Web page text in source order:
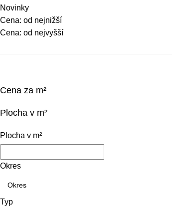
Novinky
Cena: od nejnižší
Cena: od nejvyšší
Cena za m²
Plocha v m²
Plocha v m²
Okres
Typ